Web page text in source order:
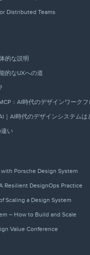
Distributed Teams
的な説明
的なUXへの道
｜AI時代のデザインシステムは
違い
Porsche Design System
Resilient DesignOps Practice
Scaling a Design System
– How to Build and Scale
Value Conference